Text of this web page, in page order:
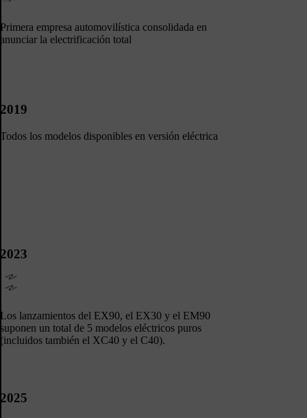
Primera empresa automovilística consolidada en
anunciar la electrificación total
2019
Todos los modelos disponibles en versión eléctrica
2023
Los lanzamientos del EX90, el EX30 y el EM90
suponen un total de 5 modelos eléctricos puros
(incluidos también el XC40 y el C40).
2025